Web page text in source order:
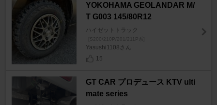
YOKOHAMA GEOLANDAR M/
T G003 145/80R12
ハイゼットトラック
[S200/210P/201/211P系]
Yasushi1108さん
15
GT CAR プロデュース KTV ulti
mate series